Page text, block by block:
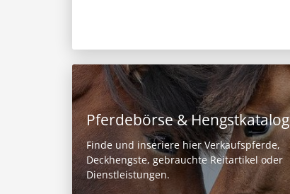
Pferdebörse & Hengstkatalog
Finde und inseriere hier Verkaufspferde,
Deckhengste, gebrauchte Reitartikel oder
Dienstleistungen.